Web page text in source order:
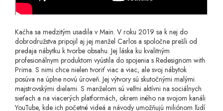
Kaćha sa medzitým usadila v Main. V roku 2019 sa k nej do
dobrodružstva pripojil aj jej manžel Carlos a spoločne prešli od
predaja nábytku k tvorbe obsahu. Jej láska ku kvalitným
profesionálnym produktom vyústila do spojenia s Redesignom with
Prima. S nimi chce nielen tvoriť viac a viac, ale svoj nábytok
posúva na úplne novú úroveň. Jej výtvory sú skutočnými malými
majstrovskými dielami. S manželom sú veľmi aktívni na sociálnych
sieťach a na viacerých platformách, okrem iného na svojom kanáli
YouTube, kde ich početné videá a návody umožňujú miliónom ľudí